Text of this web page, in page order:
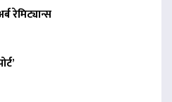
रेमिट्यान्स